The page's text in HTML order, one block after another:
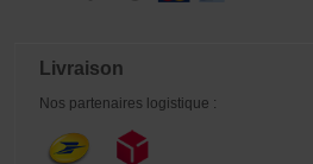
Livraison
Nos partenaires logistique :